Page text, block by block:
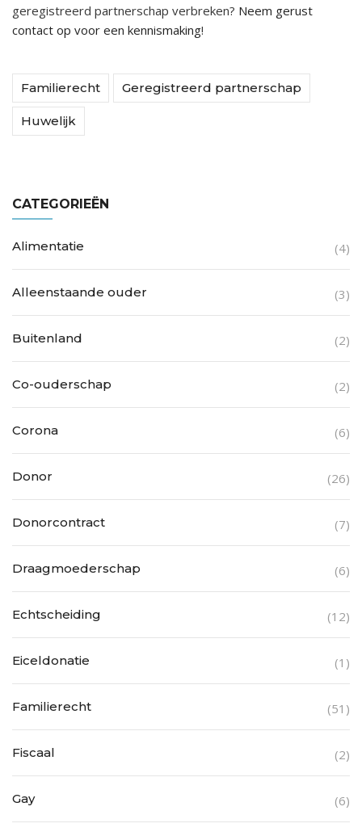
geregistreerd partnerschap verbreken? Neem gerust
contact op voor een kennismaking!
Familierecht Geregistreerd partnerschap
Huwelijk
CATEGORIEËN
Alimentatie (4)
Alleenstaande ouder (3)
Buitenland (2)
Co-ouderschap (2)
Corona (6)
Donor (26)
Donorcontract (7)
Draagmoederschap (6)
Echtscheiding (12)
Eiceldonatie (1)
Familierecht (51)
Fiscaal (2)
Gay (6)